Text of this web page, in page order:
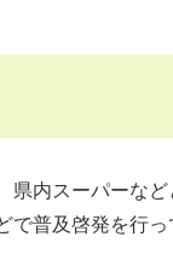
内スーパーなど
普及啓発を行っ